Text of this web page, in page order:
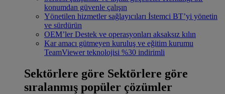
konumdan güvenle çalışın
Yönetilen hizmetler sağlayıcıları İstemci BT’yi yönetin
ve sürdürün
OEM’ler Destek ve operasyonları aksaksız kılın
Kar amacı gütmeyen kuruluş ve eğitim kurumu
TeamViewer teknolojisi %30 indirimli
Sektörlere göre Sektörlere göre
sıralanmış popüler çözümler